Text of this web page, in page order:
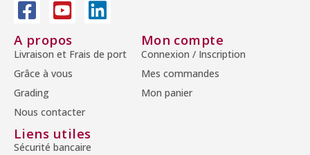
A propos
Livraison et Frais de port
Grâce à vous
Grading
Nous contacter
Mon compte
Connexion / Inscription
Mes commandes
Mon panier
Liens utiles
Sécurité bancaire